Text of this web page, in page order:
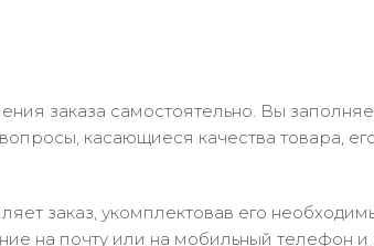
заказа самостоятельно. Вы
касающиеся качества товара,
заказ, укомплектовав его
на почту или на мобильный телефон и